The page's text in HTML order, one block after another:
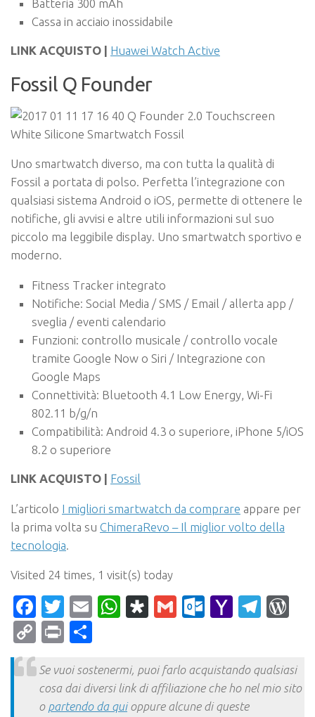
Batteria 300 mAh
Cassa in acciaio inossidabile
LINK ACQUISTO | Huawei Watch Active
Fossil Q Founder
Uno smartwatch diverso, ma con tutta la qualità di
Fossil a portata di polso. Perfetta l’integrazione con
qualsiasi sistema Android o iOS, permette di ottenere le
notifiche, gli avvisi e altre utili informazioni sul suo
piccolo ma leggibile display. Uno smartwatch sportivo e
moderno.
Fitness Tracker integrato
Notifiche: Social Media / SMS / Email / allerta app /
sveglia / eventi calendario
Funzioni: controllo musicale / controllo vocale
tramite Google Now o Siri / Integrazione con
Google Maps
Connettività: Bluetooth 4.1 Low Energy, Wi-Fi
802.11 b/g/n
Compatibilità: Android 4.3 o superiore, iPhone 5/iOS
8.2 o superiore
LINK ACQUISTO | Fossil
L’articolo I migliori smartwatch da comprare appare per
la prima volta su ChimeraRevo – Il miglior volto della
tecnologia
Visited 24 times, 1 visit(s) today
Facebook
Twitter
EmailWhatsApp
Diaspora
Gmail Yahoo
CopyPrint
Se vuoi sostenermi, puoi farlo acquistando qualsiasi
cosa dai diversi link di affiliazione che ho nel mio sito
o partendo da quioppure alcune di queste